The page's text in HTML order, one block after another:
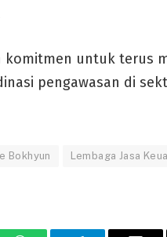
untuk terus
pengawasan di
Bokhyun Lembaga Jasa